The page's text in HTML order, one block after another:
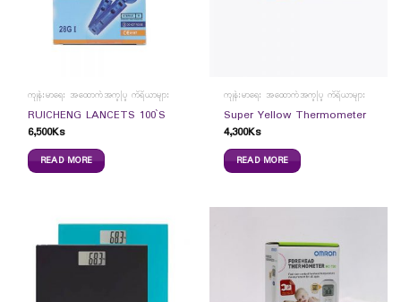
ကျန်းမာရေး အထောက်အကူပြု ကိရိယာများ
RUICHENG LANCETS 100`S
6,500Ks
READ MORE
ကျန်းမာရေး အထောက်အကူပြု ကိရိယာများ
Super Yellow Thermometer
4,300Ks
READ MORE